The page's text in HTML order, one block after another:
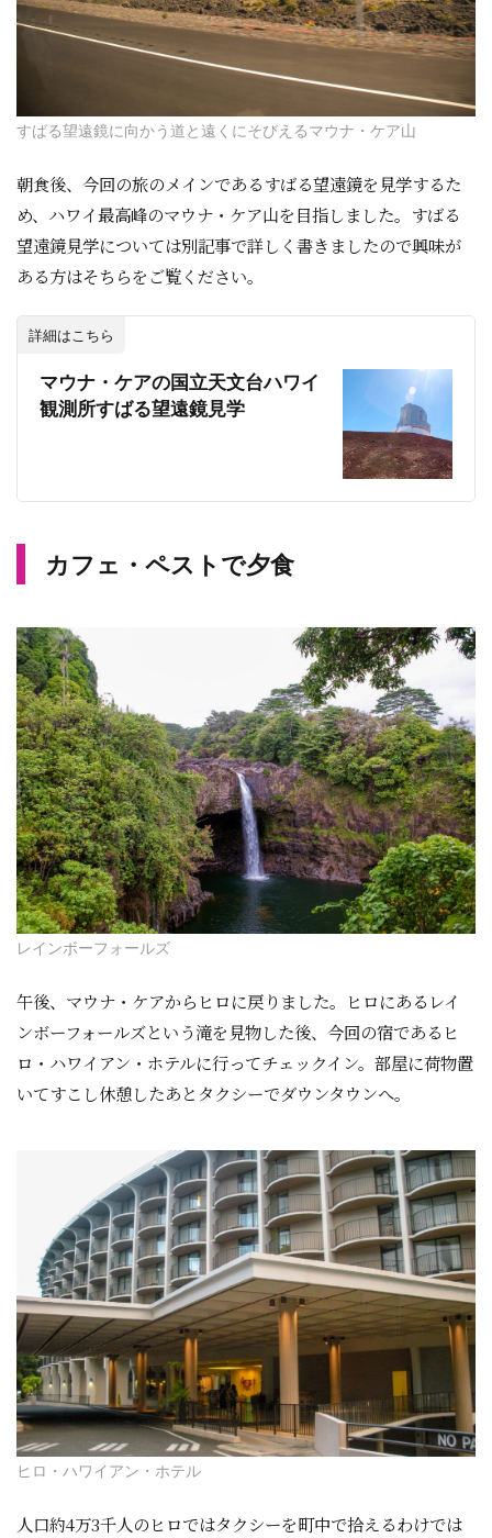
すばる望遠鏡に向かう道と遠くにそびえるマウナ・ケア山
朝食後、今回の旅のメインであるすばる望遠鏡を見学するた
め、ハワイ最高峰のマウナ・ケア山を目指しました。すばる
望遠鏡見学については別記事で詳しく書きましたので興味が
ある方はそちらをご覧ください。
詳細はこちら
マウナ・ケアの国立天文台ハワイ
観測所すばる望遠鏡見学
カフェ・ペストで夕食
レインボーフォールズ
午後、マウナ・ケアからヒロに戻りました。ヒロにあるレイ
ンボーフォールズという滝を見物した後、今回の宿であるヒ
ロ・ハワイアン・ホテルに行ってチェックイン。部屋に荷物置
いてすこし休憩したあとタクシーでダウンタウンへ。
ヒロ・ハワイアン・ホテル
人口約4万3千人のヒロではタクシーを町中で拾えるわけでは